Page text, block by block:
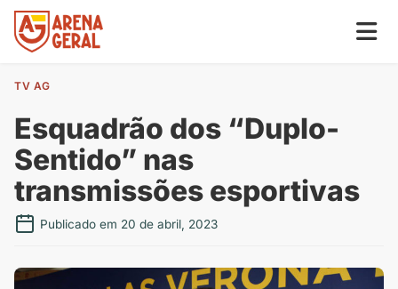
TV AG
Esquadrão dos “Duplo-
Sentido” nas
transmissões esportivas
Publicado em 20 de abril, 2023